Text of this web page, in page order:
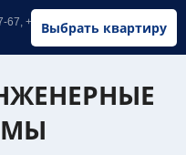
Выбрать квартиру
67, +7 (902) 326-67-67